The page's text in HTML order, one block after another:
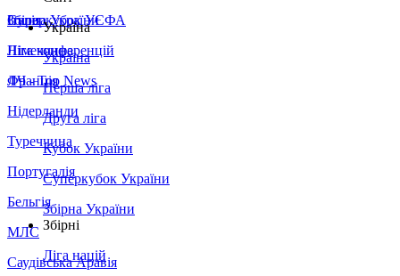
Збірна України
Італія
Німеччина
Франція
Нідерланди
Туреччина
Португалія
Бельгія
МЛС
Саудівська Аравія
Суперкубок УЄФА
Ліга конференцій
ЛЧ - Top News
Україна
Україна
Перша ліга
Друга ліга
Кубок України
Суперкубок України
Збірна України
Збірні
Ліга націй